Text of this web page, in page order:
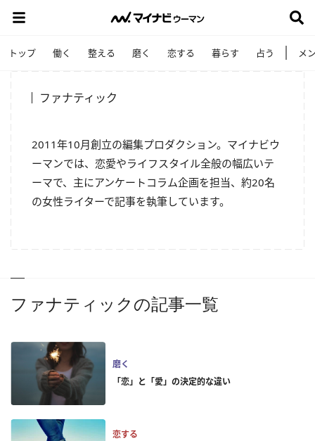
トップ 働く 整える 磨く 恋する 暮らす 占う メ
ファナティック
2011年10月創立の編集プロダクション。マイナビウ
ーマンでは、恋愛やライフスタイル全般の幅広いテ
ーマで、主にアンケートコラム企画を担当、約20名
の女性ライターで記事を執筆しています。
ファナティックの記事一覧
磨く
「恋」と「愛」の決定的な違い
恋する